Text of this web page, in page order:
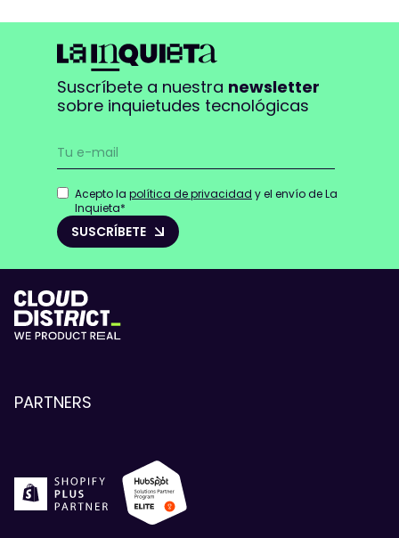
Suscríbete a nuestra newsletter
sobre inquietudes tecnológicas
Acepto la política de privacidad y el envío de La
Inquieta*
PARTNERS